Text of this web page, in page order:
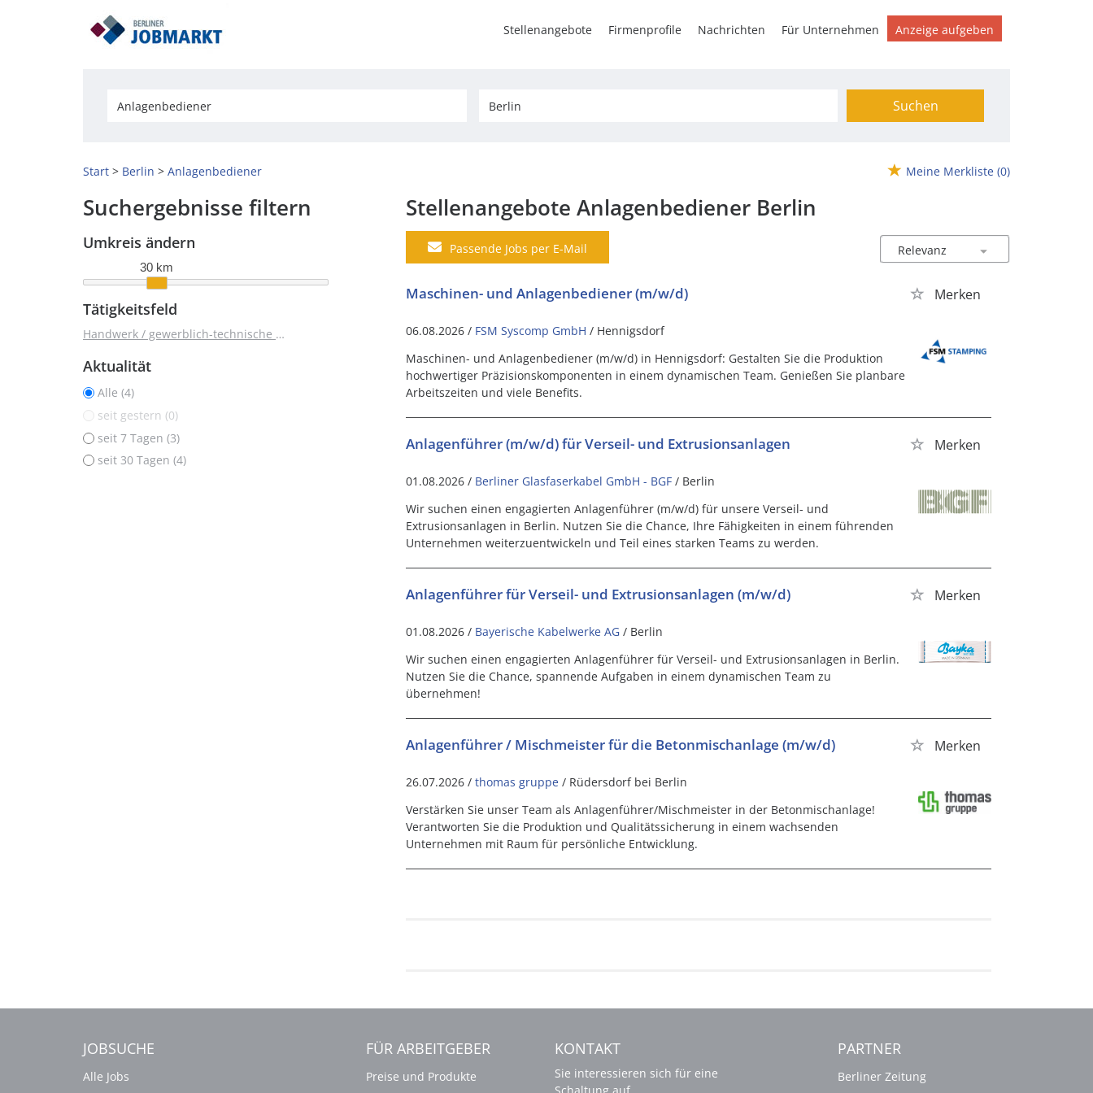
Stellenangebote Firmenprofile Nachrichten Für Unternehmen Anzeige aufgeben
Suchen
Start Berlin Anlagenbediener Meine Merkliste (0)
Suchergebnisse filtern
Umkreis ändern
30 km
Tätigkeitsfeld
Handwerk / gewerblich-technische Berufe (4)
Aktualität
Alle (4)
seit gestern (0)
seit 7 Tagen (3)
seit 30 Tagen (4)
Stellenangebote Anlagenbediener Berlin
Passende Jobs per E-Mail
Maschinen- und Anlagenbediener (m/w/d) Merken
06.08.2026 / FSM Syscomp GmbH / Hennigsdorf
Maschinen- und Anlagenbediener (m/w/d) in Hennigsdorf: Gestalten Sie die Produktion
hochwertiger Präzisionskomponenten in einem dynamischen Team. Genießen Sie planbare
Arbeitszeiten und viele Benefits.
Anlagenführer (m/w/d) für Verseil- und Extrusionsanlagen Merken
01.08.2026 / Berliner Glasfaserkabel GmbH - BGF / Berlin
Wir suchen einen engagierten Anlagenführer (m/w/d) für unsere Verseil- und
Extrusionsanlagen in Berlin. Nutzen Sie die Chance, Ihre Fähigkeiten in einem führenden
Unternehmen weiterzuentwickeln und Teil eines starken Teams zu werden.
Anlagenführer für Verseil- und Extrusionsanlagen (m/w/d) Merken
01.08.2026 / Bayerische Kabelwerke AG / Berlin
Wir suchen einen engagierten Anlagenführer für Verseil- und Extrusionsanlagen in Berlin.
Nutzen Sie die Chance, spannende Aufgaben in einem dynamischen Team zu
übernehmen!
Anlagenführer / Mischmeister für die Betonmischanlage (m/w/d) Merken
26.07.2026 / thomas gruppe / Rüdersdorf bei Berlin
Verstärken Sie unser Team als Anlagenführer/Mischmeister in der Betonmischanlage!
Verantworten Sie die Produktion und Qualitätssicherung in einem wachsenden
Unternehmen mit Raum für persönliche Entwicklung.
JOBSUCHE
Alle Jobs
FÜR ARBEITGEBER
Preise und Produkte
KONTAKT
Sie interessieren sich für eine
Schaltung auf
PARTNER
Berliner Zeitung